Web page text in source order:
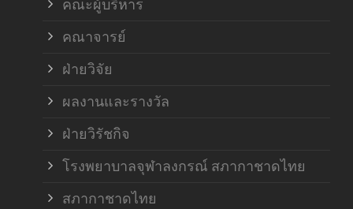
คณะผู้บริหาร
คณาจารย์
ฝ่ายวิจัย
ผลงานและรางวัล
ฝ่ายวิรัชกิจ
โรงพยาบาลจุฬาลงกรณ์ สภากาชาดไทย
สภากาชาดไทย